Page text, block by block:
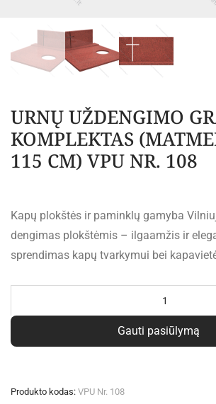
URNŲ UŽDENGIMO
KOMPLEKTAS
115 CM) VPU NR. 108
Kapų plokštės ir paminklų gamyba
dengimas plokštėmis – ilgaamžis ir
sprendimas kapų tvarkymui bei
Gauti pasiūlymą
Produkto kodas: VPU Nr. 108